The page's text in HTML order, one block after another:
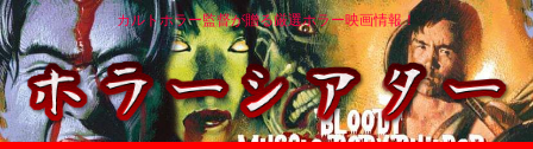
カルトホラー監督が贈る厳選ホラー映画情報！